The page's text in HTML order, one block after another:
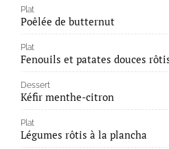
Plat
Poêlée de butternut
Plat
Fenouils et patates douces
Dessert
Kéfir menthe-citron
Plat
Légumes rôtis à la plancha